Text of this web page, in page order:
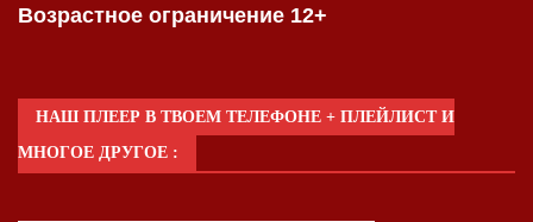
Возрастное ограничение 12+
НАШ ПЛЕЕР В ТВОЕМ ТЕЛЕФОНЕ + ПЛЕЙЛИСТ И
МНОГОЕ ДРУГОЕ :